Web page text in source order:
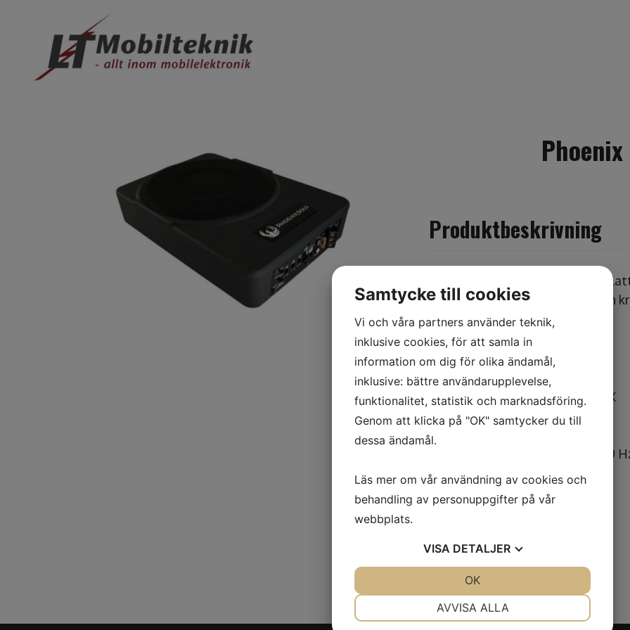
Phoenix
Produktbeskrivning
Phoenix Golds mest kraftfulla
som driver en 10″ woofer med en
förvåna dig.‎
Specifikationer:
‎ -Inbyggd klass D-förstärkare‎
‎ -200 watt RMS / 400 watt MAX‎
-‎ Frekvensområde: 30 – 150 Hz‎
‎- Lowpass-filtrering: 50 – 150 Hz‎
-Subsonisk filtrering: fast vid 30
-‎ Hög & lågnivåingångar
‎ -Fasförskjutning 0 – 180 grader‎
‎ -Basökning: 0 – 12 dB‎
Samtycke till cookies
Vi och våra partners använder teknik,
inklusive cookies, för att samla in
information om dig för olika ändamål,
inklusive: bättre användarupplevelse,
funktionalitet, statistik och marknadsföring.
Genom att klicka på "OK" samtycker du till
dessa ändamål.
Läs mer om vår användning av cookies och
behandling av personuppgifter på vår
webbplats.
VISA DETALJER
AVVISA ALLA
OK